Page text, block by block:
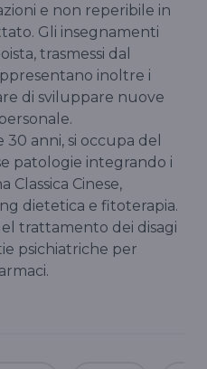
e non reperibile in
Gli insegnamenti
trasmessi dal
inoltre i
di sviluppare nuove
anni, si occupa del
patologie integrando i
Classica Cinese,
dietetica e fitoterapia.
trattamento dei disagi
psichiatriche per